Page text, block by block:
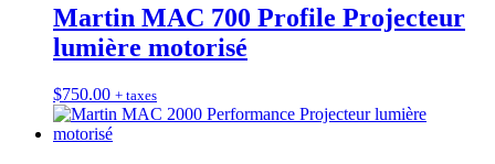
Martin MAC 700 Profile Projecteur
lumière motorisé
$750.00 + taxes